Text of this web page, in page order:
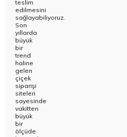
teslim
edilmesini
sağlayabiliyoruz.
Son
yıllarda
büyük
bir
trend
haline
gelen
çiçek
siparişi
siteleri
sayesinde
vakitten
büyük
bir
ölçüde